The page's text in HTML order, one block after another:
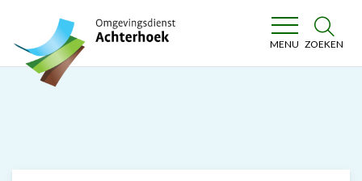
Omgevingsdienst Achterhoek
MENU ZOEKEN